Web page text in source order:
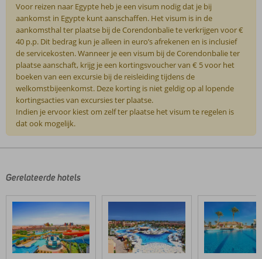
Voor reizen naar Egypte heb je een visum nodig dat je bij
aankomst in Egypte kunt aanschaffen. Het visum is in de
aankomsthal ter plaatse bij de Corendonbalie te verkrijgen voor €
40 p.p. Dit bedrag kun je alleen in euro’s afrekenen en is inclusief
de servicekosten. Wanneer je een visum bij de Corendonbalie ter
plaatse aanschaft, krijg je een kortingsvoucher van € 5 voor het
boeken van een excursie bij de reisleiding tijdens de
welkomstbijeenkomst. Deze korting is niet geldig op al lopende
kortingsacties van excursies ter plaatse.
Indien je ervoor kiest om zelf ter plaatse het visum te regelen is
dat ook mogelijk.
door
klanten
geschreven
na
hun
verblijf
Gerelateerde hotels